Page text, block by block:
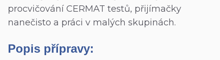
procvičování CERMAT testů, přijímačky
nanečisto a práci v malých skupinách.
Popis přípravy: